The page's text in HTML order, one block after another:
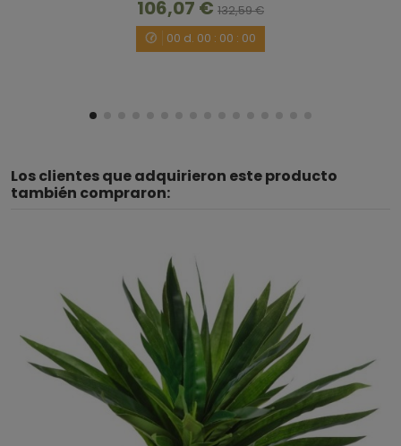
106,07 € 132,59 €
00 d. 00 : 00 : 00
Los clientes que adquirieron este producto
también compraron: